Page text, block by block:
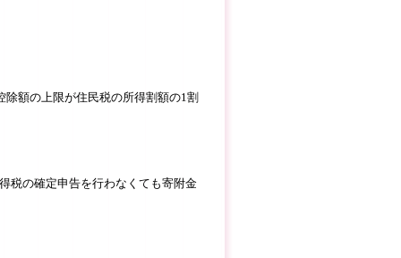
の上限が住民税の所得割額の1割
税の確定申告を行わなくても寄附金